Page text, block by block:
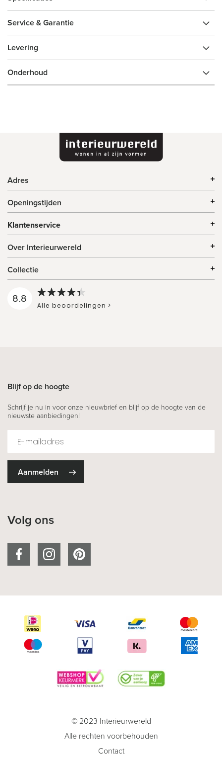
Service & Garantie
Levering
Onderhoud
Adres
Openingstijden
Klantenservice
Over Interieurwereld
Collectie
8.8
Alle beoordelingen >
Blijf op de hoogte
Schrijf je nu in voor onze nieuwbrief en blijf op de hoogte van de
nieuwste aanbiedingen!
Aanmelden
Volg ons
© 2023 Interieurwereld
Alle rechten voorbehouden
Contact